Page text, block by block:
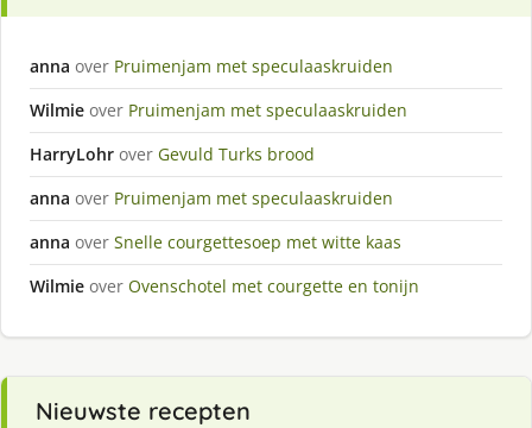
anna over Pruimenjam met speculaaskruiden
Wilmie over Pruimenjam met speculaaskruiden
HarryLohr over Gevuld Turks brood
anna over Pruimenjam met speculaaskruiden
anna over Snelle courgettesoep met witte kaas
Wilmie over Ovenschotel met courgette en tonijn
Nieuwste recepten